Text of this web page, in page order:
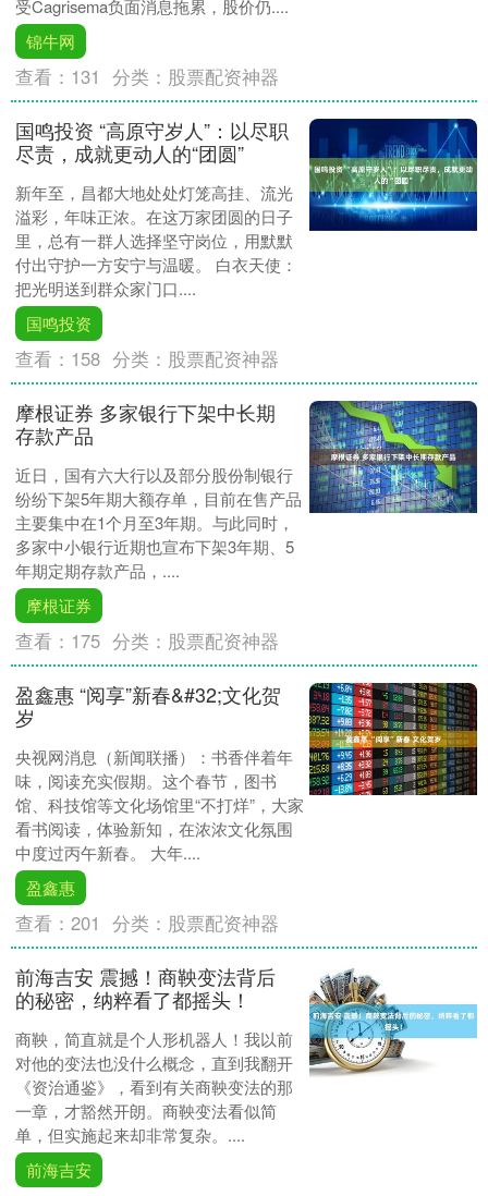
受Cagrisema负面消息拖累，股价仍....
锦牛网
查看： 131 分类： 股票配资神器
国鸣投资 “高原守岁人”：以尽职
尽责，成就更动人的“团圆”
新年至，昌都大地处处灯笼高挂、流光
溢彩，年味正浓。在这万家团圆的日子
里，总有一群人选择坚守岗位，用默默
付出守护一方安宁与温暖。 白衣天使：
把光明送到群众家门口....
国鸣投资
查看： 158 分类： 股票配资神器
摩根证券 多家银行下架中长期
存款产品
近日，国有六大行以及部分股份制银行
纷纷下架5年期大额存单，目前在售产品
主要集中在1个月至3年期。与此同时，
多家中小银行近期也宣布下架3年期、5
年期定期存款产品，....
摩根证券
查看： 175 分类： 股票配资神器
盈鑫惠 “阅享”新春&#32;文化贺
岁
央视网消息（新闻联播）：书香伴着年
味，阅读充实假期。这个春节，图书
馆、科技馆等文化场馆里“不打烊”，大家
看书阅读，体验新知，在浓浓文化氛围
中度过丙午新春。 大年....
盈鑫惠
查看：201 分类： 股票配资神器
前海吉安 震撼！商鞅变法背后
的秘密，纳粹看了都摇头！
商鞅，简直就是个人形机器人！我以前
对他的变法也没什么概念，直到我翻开
《资治通鉴》，看到有关商鞅变法的那
一章，才豁然开朗。商鞅变法看似简
单，但实施起来却非常复杂。....
前海吉安